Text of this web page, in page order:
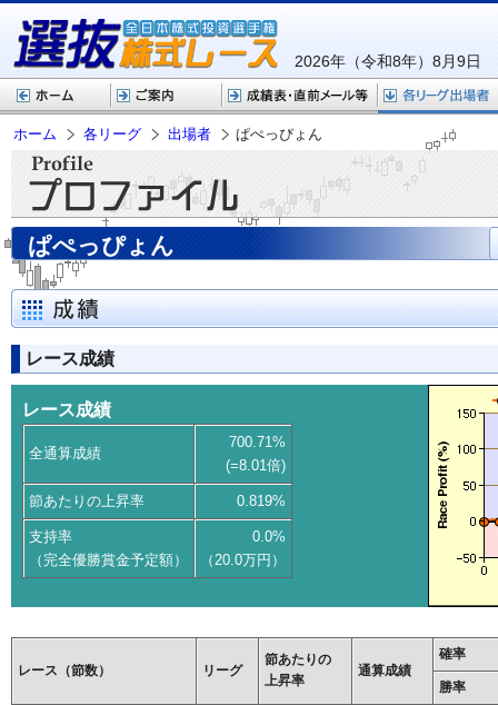
2026年（令和8年）8月9日
ホーム 各リーグ 出場者 ぱぺっぴょん
ぱぺっぴょん
レース成績
レース成績
全通算成績
700.71%
(=8.01倍)
節あたりの上昇率 0.819%
支持率
（完全優勝賞金予定額）
0.0%
（20.0万円）
レース（節数） リーグ
節あたりの
上昇率
通算成績
確率
勝率